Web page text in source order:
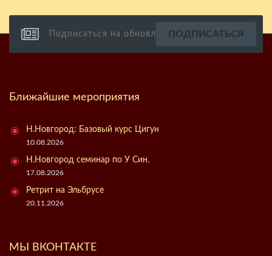
Ближайшие мероприятия
Н.Новгород: Базовый курс Цигун
10.08.2026
Н.Новгород семинар по У Син.
17.08.2026
Ретрит на Эльбрусе
20.11.2026
МЫ ВКОНТАКТЕ